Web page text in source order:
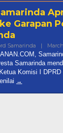
Garapan
Samarinda |
Samarinda
Komisi I DPRD
Diduga Anak
Kaltim
Ekonomi